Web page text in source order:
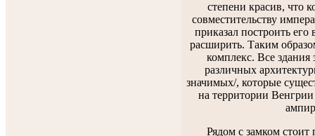
степени красив, что
совместительству
приказал построить
расширить. Таким
комплекс. Все здания
различных
значимых/, которые
на территории Венгрии
Рядом с замком